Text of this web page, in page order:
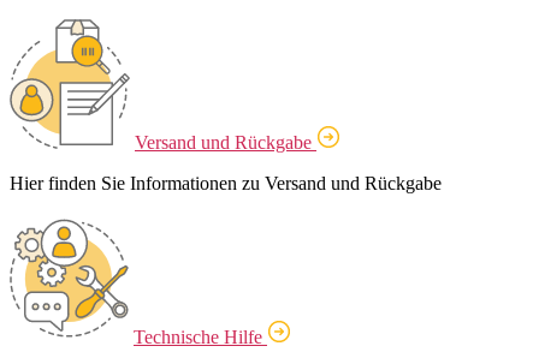
Versand und Rückgabe
Hier finden Sie Informationen zu Versand und Rückgabe
Technische Hilfe